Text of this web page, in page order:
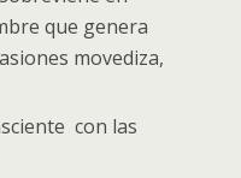
que genera
movediza,
con las